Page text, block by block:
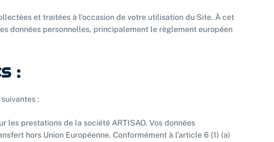
et traitées à l’occasion de votre utilisation du Site. À cet
données personnelles, principalement le règlement européen
:
:
les prestations de la société ARTISAO. Vos données
hors Union Européenne. Conformément à l’article 6 (1) (a)